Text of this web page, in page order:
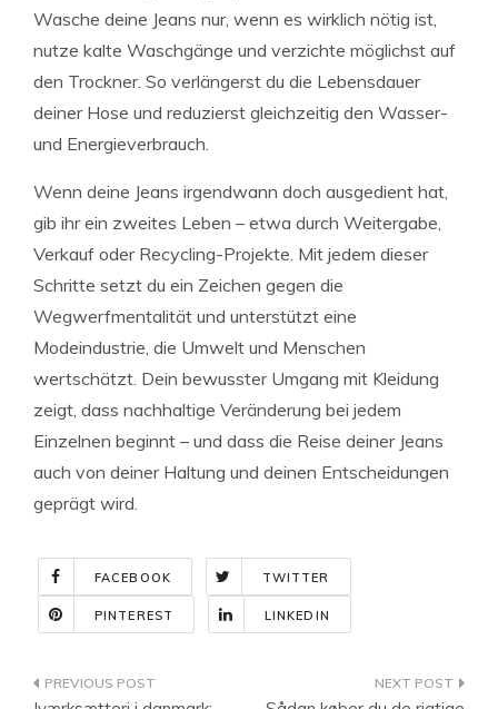
Wasche deine Jeans nur, wenn es wirklich nötig ist,
nutze kalte Waschgänge und verzichte möglichst auf
den Trockner. So verlängerst du die Lebensdauer
deiner Hose und reduzierst gleichzeitig den Wasser-
und Energieverbrauch.
Wenn deine Jeans irgendwann doch ausgedient hat,
gib ihr ein zweites Leben – etwa durch Weitergabe,
Verkauf oder Recycling-Projekte. Mit jedem dieser
Schritte setzt du ein Zeichen gegen die
Wegwerfmentalität und unterstützt eine
Modeindustrie, die Umwelt und Menschen
wertschätzt. Dein bewusster Umgang mit Kleidung
zeigt, dass nachhaltige Veränderung bei jedem
Einzelnen beginnt – und dass die Reise deiner Jeans
auch von deiner Haltung und deinen Entscheidungen
geprägt wird.
FACEBOOK TWITTER
PINTEREST LINKEDIN
Indlægsnavigation